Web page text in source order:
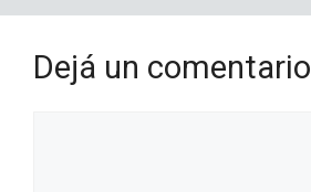
Dejá un comentario